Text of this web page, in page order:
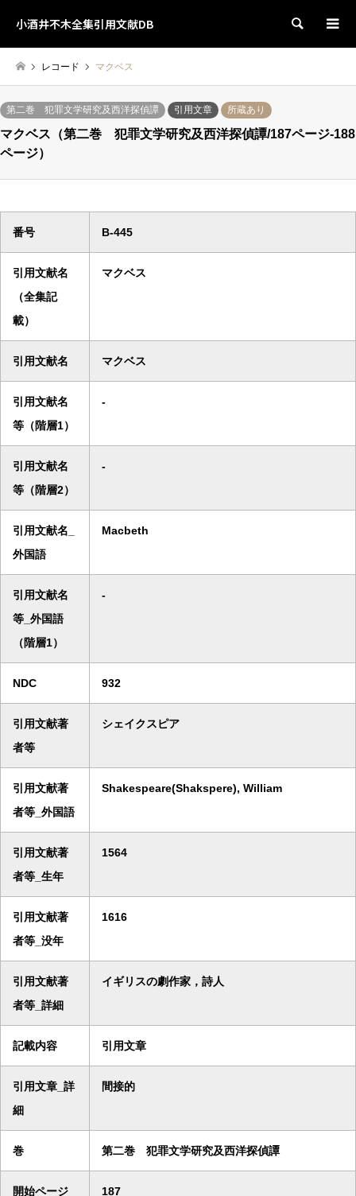
小酒井不木全集引用文献DB 検索
レコード マクベス
第二巻 犯罪文学研究及西洋探偵譚 引用文章 所蔵あり
マクベス（第二巻 犯罪文学研究及西洋探偵譚/187ページ-188
ページ）
番号 B-445
引用文献名
（全集記
載）
マクベス
引用文献名 マクベス
引用文献名
等（階層1）
-
引用文献名
等（階層2）
-
引用文献名_
外国語
Macbeth
引用文献名
等_外国語
（階層1）
-
NDC 932
引用文献著
者等
シェイクスピア
引用文献著
者等_外国語
Shakespeare(Shakspere), William
引用文献著
者等_生年
1564
引用文献著
者等_没年
1616
引用文献著
者等_詳細
イギリスの劇作家，詩人
記載内容 引用文章
引用文章_詳
細
間接的
巻 第二巻 犯罪文学研究及西洋探偵譚
開始ページ 187